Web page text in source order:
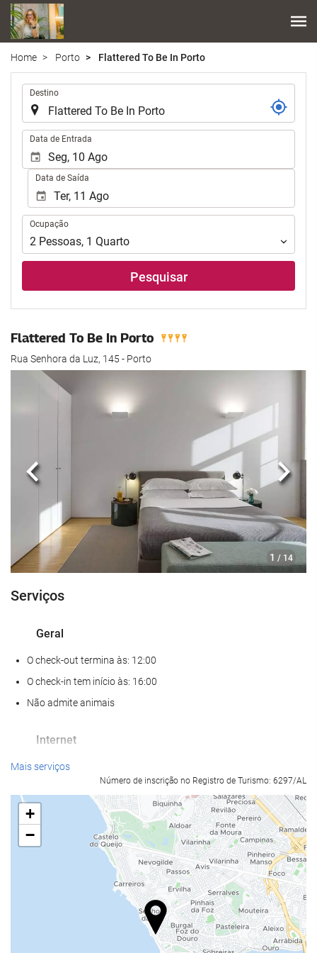
Home Porto Flattered To Be In Porto
Destino
Data de Entrada
Data de Saída
Ocupação
Ocupação
2 Pessoas, 1 Quarto
Pesquisar
Flattered To Be In Porto
Rua Senhora da Luz, 145 - Porto
1 / 14
Anterior
Serviços
Geral
O check-out termina às: 12:00
O check-in tem início às: 16:00
Não admite animais
Internet
Wi-Fi gratuito
Mais serviços
Número de inscrição no Registro de Turismo: 6297/AL
+
−